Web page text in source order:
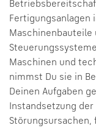
Fertigungsanlagen
Maschinen und
nimmst Du sie in
Deinen Aufgaben
Instandsetzung
Störungsursachen,